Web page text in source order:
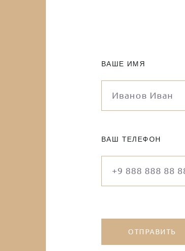
ВАШЕ ИМЯ
ВАШ ТЕЛЕФОН
ОТПРАВИТЬ